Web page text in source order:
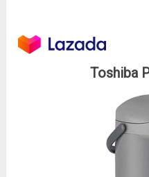
Toshiba